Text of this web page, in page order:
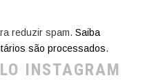
reduzir spam. Saiba
são processados.
INSTAGRAM